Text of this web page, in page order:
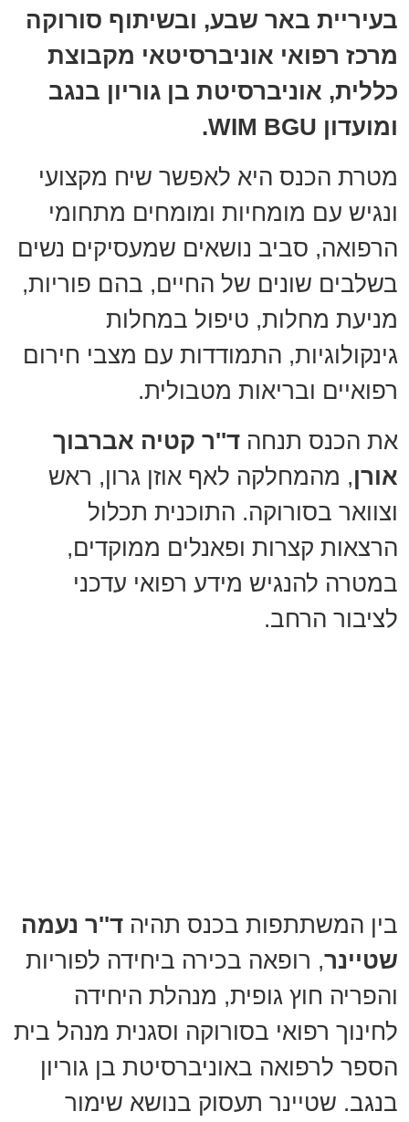
בעיריית באר שבע, ובשיתוף סורוקה
מרכז רפואי אוניברסיטאי מקבוצת
כללית, אוניברסיטת בן גוריון בנגב
ומועדון WIM BGU.
מטרת הכנס היא לאפשר שיח מקצועי
ונגיש עם מומחיות ומומחים מתחומי
הרפואה, סביב נושאים שמעסיקים נשים
בשלבים שונים של החיים, בהם פוריות,
מניעת מחלות, טיפול במחלות
גינקולוגיות, התמודדות עם מצבי חירום
רפואיים ובריאות מטבולית.
את הכנס תנחה ד''ר קטיה אברבוך
אורן, מהמחלקה לאף אוזן גרון, ראש
וצוואר בסורוקה. התוכנית תכלול
הרצאות קצרות ופאנלים ממוקדים,
במטרה להנגיש מידע רפואי עדכני
לציבור הרחב.
בין המשתתפות בכנס תהיה ד''ר נעמה
שטיינר, רופאה בכירה ביחידה לפוריות
והפריה חוץ גופית, מנהלת היחידה
לחינוך רפואי בסורוקה וסגנית מנהל בית
הספר לרפואה באוניברסיטת בן גוריון
בנגב. שטיינר תעסוק בנושא שימור